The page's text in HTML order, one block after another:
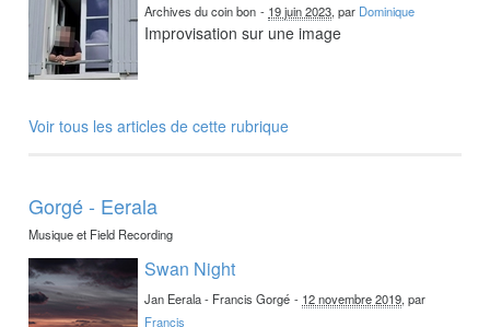
Archives du coin bon - 19 juin 2023, par Dominique
Improvisation sur une image
Voir tous les articles de cette rubrique
Gorgé - Eerala
Musique et Field Recording
Swan Night
Jan Eerala - Francis Gorgé - 12 novembre 2019, par
Francis